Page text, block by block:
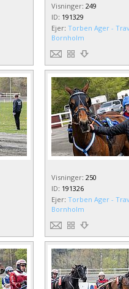
Visninger: 249
ID: 191329
Ejer: Torben Ager -
Bornholm
Visninger: 250
ID: 191326
Ejer: Torben Ager -
Bornholm